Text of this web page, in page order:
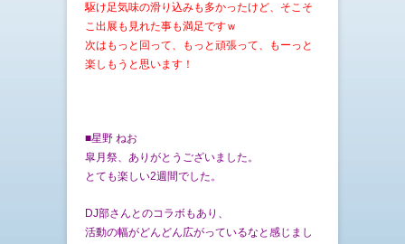
駆け足気味の滑り込みも多かったけど、そこそ
こ出展も見れた事も満足ですｗ
次はもっと回って、もっと頑張って、もーっと
楽しもうと思います！
■星野 ねお
皐月祭、ありがとうございました。
とても楽しい2週間でした。
DJ部さんとのコラボもあり、
活動の幅がどんどん広がっているなと感じまし